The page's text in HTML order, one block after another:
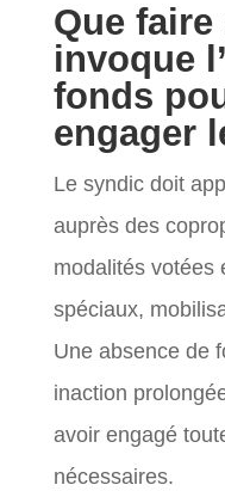
Que
invoque
fonds
engager
Le syndic doit
auprès des
modalités votées
spéciaux,
Une absence de
inaction
avoir engagé
nécessaires.